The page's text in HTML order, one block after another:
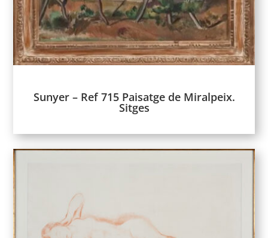
Sunyer – Ref 715 Paisatge de Miralpeix.
Sitges